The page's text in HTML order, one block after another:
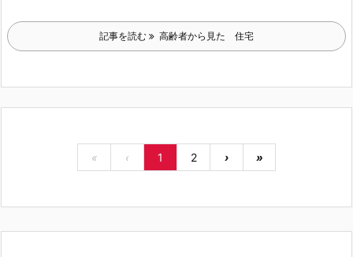
記事を読む 高齢者から見た 住宅
« ‹ 1 2 › »